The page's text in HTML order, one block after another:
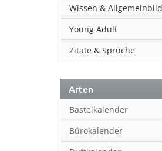
Wissen &
Young Adult
Zitate & Sprüche
Arten
Bastelkalender
Bürokalender